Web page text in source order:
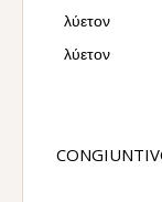
λύετον
λύετον